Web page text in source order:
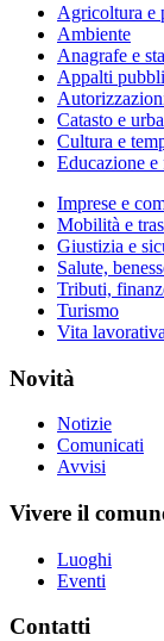
Agricoltura e
Ambiente
Anagrafe e
Appalti
Catasto e
Cultura e
Educazione
Imprese e
Mobilità e
Giustizia e
Salute,
Tributi,
Turismo
Vita lavorativa
Novità
Notizie
Comunicati
Avvisi
Vivere il
Luoghi
Eventi
Contatti